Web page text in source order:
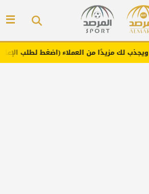
(اضغط لطلب الإعلان)